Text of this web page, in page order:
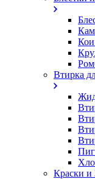
Втирка
Краски и